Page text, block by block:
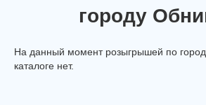
городу
На данный момент розыгрышей по
каталоге нет.